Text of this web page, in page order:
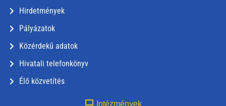
Hirdetmények
Pályázatok
Közérdekű adatok
Hivatali telefonkönyv
Élő közvetítés
Intézmények